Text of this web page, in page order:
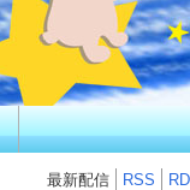
最新配信 RSS